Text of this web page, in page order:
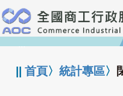
跳
到
主
要
:::
||首頁〉統計專區〉